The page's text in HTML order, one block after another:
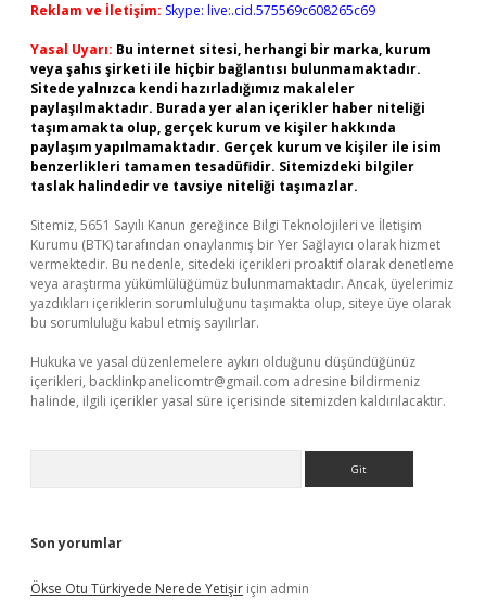
Reklam ve İletişim: Skype: live:.cid.575569c608265c69
Yasal Uyarı: Bu internet sitesi, herhangi bir marka, kurum
veya şahıs şirketi ile hiçbir bağlantısı bulunmamaktadır.
Sitede yalnızca kendi hazırladığımız makaleler
paylaşılmaktadır. Burada yer alan içerikler haber niteliği
taşımamakta olup, gerçek kurum ve kişiler hakkında
paylaşım yapılmamaktadır. Gerçek kurum ve kişiler ile isim
benzerlikleri tamamen tesadüfidir. Sitemizdeki bilgiler
taslak halindedir ve tavsiye niteliği taşımazlar.
Sitemiz, 5651 Sayılı Kanun gereğince Bilgi Teknolojileri ve İletişim
Kurumu (BTK) tarafından onaylanmış bir Yer Sağlayıcı olarak hizmet
vermektedir. Bu nedenle, sitedeki içerikleri proaktif olarak denetleme
veya araştırma yükümlülüğümüz bulunmamaktadır. Ancak, üyelerimiz
yazdıkları içeriklerin sorumluluğunu taşımakta olup, siteye üye olarak
bu sorumluluğu kabul etmiş sayılırlar.
Hukuka ve yasal düzenlemelere aykırı olduğunu düşündüğünüz
içerikleri, backlinkpanelicomtr@gmail.com adresine bildirmeniz
halinde, ilgili içerikler yasal süre içerisinde sitemizden kaldırılacaktır.
Son yorumlar
Ökse Otu Türkiyede Nerede Yetişir için admin